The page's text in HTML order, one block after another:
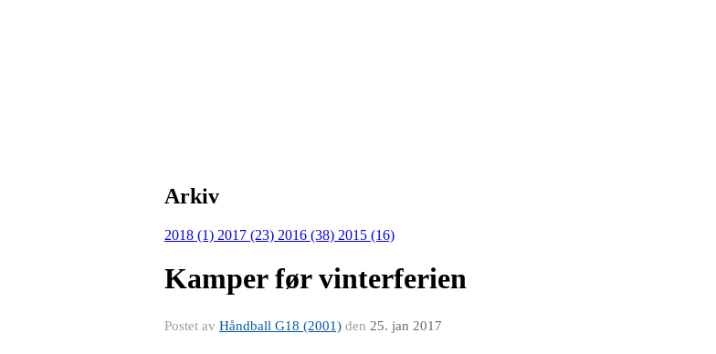
Arkiv
2018 (1) 2017 (23) 2016 (38) 2015 (16)
Kamper før vinterferien
Postet av Håndball G18 (2001) den 25. jan 2017